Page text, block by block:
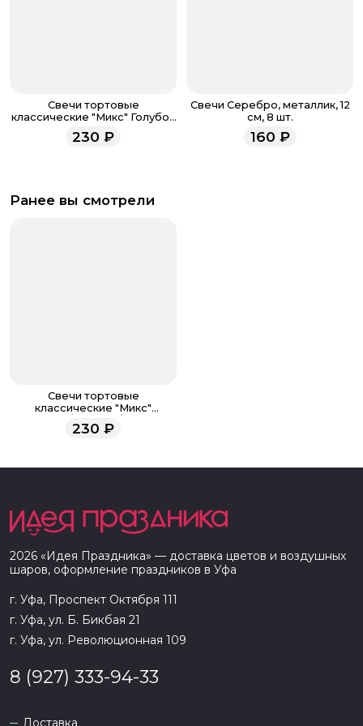
Свечи тортовые
классические "Микс" Голубой
/ Серебро / 10 шт., 15 см /
230 ₽
Свечи Серебро, металлик, 12
см, 8 шт.
160 ₽
Ранее вы смотрели
Свечи тортовые
классические "Микс"
Розовый / Золото / 10 шт., 15
см /
230 ₽
2026 «Идея Праздника» — доставка цветов и воздушных
шаров, оформление праздников в Уфа
г. Уфа, Проспект Октября 111
г. Уфа, ул. Б. Бикбая 21
г. Уфа, ул. Революционная 109
8 (927) 333-94-33
Доставка